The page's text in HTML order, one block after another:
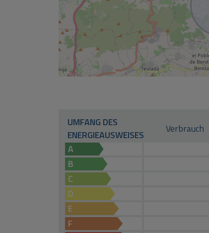
UMFANG DES
ENERGIEAUSWEISES
Verbrauch
A
B
C
D
E
F